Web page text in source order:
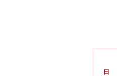
日